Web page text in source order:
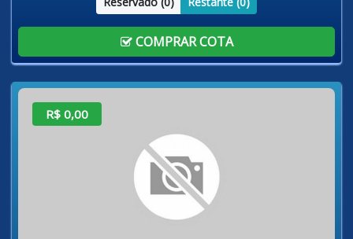
COMPRAR COTA
R$ 0,00